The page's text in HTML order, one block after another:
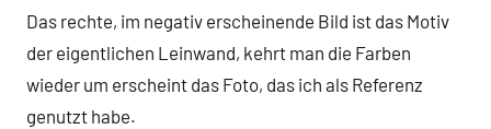
Das rechte, im negativ erscheinende Bild ist das Motiv
der eigentlichen Leinwand, kehrt man die Farben
wieder um erscheint das Foto, das ich als Referenz
genutzt habe.